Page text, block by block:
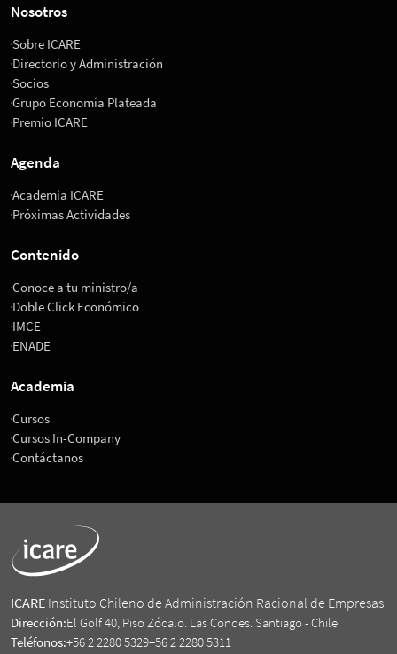
Nosotros
Sobre ICARE
Directorio y Administración
Socios
Grupo Economía Plateada
Premio ICARE
Agenda
Academia ICARE
Próximas Actividades
Contenido
Conoce a tu ministro/a
Doble Click Económico
IMCE
ENADE
Academia
Cursos
Cursos In-Company
Contáctanos
ICARE Instituto Chileno de Administración Racional de Empresas
Dirección:El Golf 40, Piso Zócalo. Las Condes. Santiago - Chile
Teléfonos:+56 2 2280 5329+56 2 2280 5311